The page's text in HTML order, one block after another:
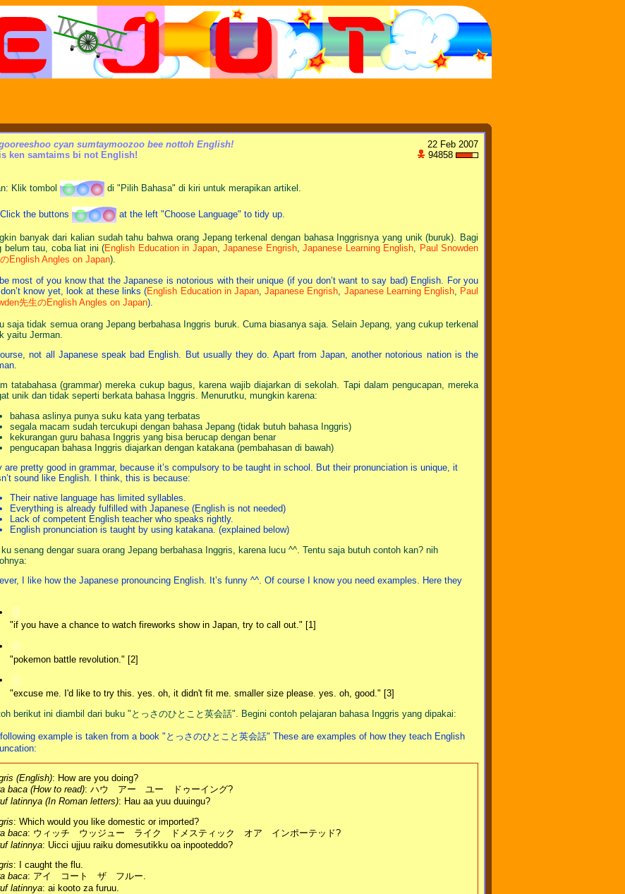
22 Feb 2007
94858
cyan sumtaymoozoo bee nottoh English!
ken samtaims bi not English!
Klik tombol di "Pilih Bahasa" di kiri untuk merapikan artikel.
the buttons at the left "Choose Language" to tidy up.
banyak dari kalian sudah tahu bahwa orang Jepang terkenal dengan bahasa Inggrisnya yang unik (buruk). Bagi
belum tau, coba liat ini (English Education in Japan, Japanese Engrish, Japanese Learning English
Paul Snowden
English Angles on Japan).
most of you know that the Japanese is notorious with their unique (if you don’t want to say bad) English. For you
know yet, look at these links (English Education in Japan,Japanese Engrish, Japanese Learning English, Paul
先生のEnglish Angles on Japan).
saja tidak semua orang Jepang berbahasa Inggris buruk. Cuma biasanya saja. Selain Jepang, yang cukup terkenal
yaitu Jerman.
not all Japanese speak bad English. But usually they do. Apart from Japan, another notorious nation is the
tatabahasa (grammar) mereka cukup bagus, karena wajib diajarkan di sekolah. Tapi dalam pengucapan, mereka
unik dan tidak seperti berkata bahasa Inggris. Menurutku, mungkin karena:
bahasa aslinya punya suku kata yang terbatas
segala macam sudah tercukupi dengan bahasa Jepang (tidak butuh bahasa Inggris)
kekurangan guru bahasa Inggris yang bisa berucap dengan benar
pengucapan bahasa Inggris diajarkan dengan katakana (pembahasan di bawah)
are pretty good in grammar, because it’s compulsory to be taught in school. But their pronunciation is unique, it
sound like English. I think, this is because:
Their native language has limited syllables.
Everything is already fulfilled with Japanese (English is not needed)
Lack of competent English teacher who speaks rightly.
English pronunciation is taught by using katakana. (explained below)
ku senang dengar suara orang Jepang berbahasa Inggris, karena lucu ^^. Tentu saja butuh contoh kan? nih
I like how the Japanese pronouncing English. It’s funny ^^. Of course I know you need examples. Here they
"if you have a chance to watch fireworks show in Japan, try to call out." [1]
"pokemon battle revolution." [2]
"excuse me. I'd like to try this. yes. oh, it didn't fit me. smaller size please. yes. oh, good." [3]
berikut ini diambil dari buku "とっさのひとこと英会話". Begini contoh pelajaran bahasa Inggris yang dipakai:
example is taken from a book "とっさのひとこと英会話" These are examples of how they teach English
(English): How are you doing?
baca (How to read): ハウ アー ユー ドゥーイング?
latinnya (In Roman letters): Hau aa yuu duuingu?
: Which would you like domestic or imported?
baca: ウィッチ ウッジュー ライク ドメスティック オア インポーテッド?
latinnya: Uicci ujjuu raiku domesutikku oa inpooteddo?
: I caught the flu.
baca: アイ コート ザ フルー.
latinnya: ai kooto za furuu.